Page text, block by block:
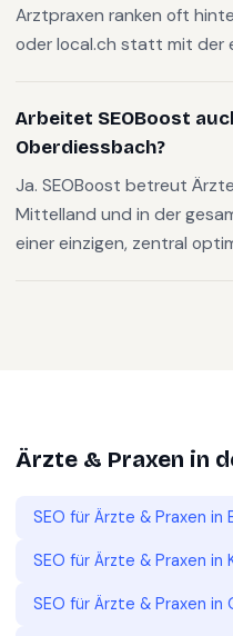
Arztpraxen ranken oft
oder local.ch statt mit der
Arbeitet SEOBoost
Oberdiessbach?
Ja. SEOBoost betreut
Mittelland und in der
einer einzigen, zentral
Ärzte & Praxen in
SEO für Ärzte & Praxen in
SEO für Ärzte & Praxen in
SEO für Ärzte & Praxen in